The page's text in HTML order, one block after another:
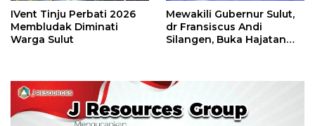
IVent Tinju Perbati 2026
Membludak Diminati
Warga Sulut
Mewakili Gubernur Sulut,
dr Fransiscus Andi
Silangen, Buka Hajatan